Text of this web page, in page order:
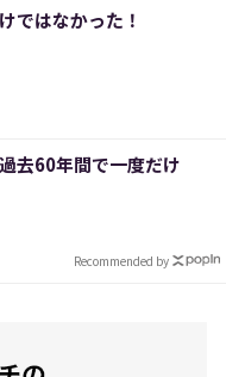
ではなかった！
去60年間で一度だけ
Recommended by